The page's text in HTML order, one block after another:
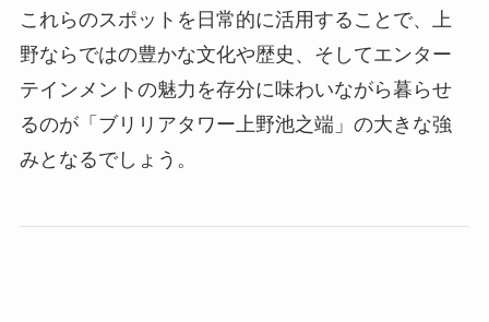
これらのスポットを日常的に活用することで、上
野ならではの豊かな文化や歴史、そしてエンター
テインメントの魅力を存分に味わいながら暮らせ
るのが「ブリリアタワー上野池之端」の大きな強
みとなるでしょう。